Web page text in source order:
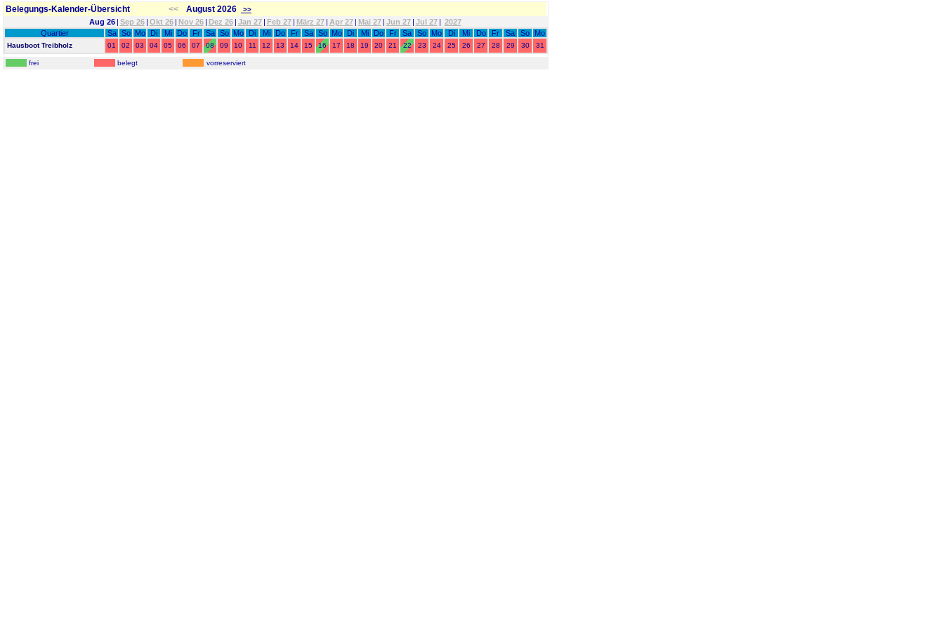
Belegungs-Kalender-Übersicht << August 2026 >>
Aug 26 | Sep 26 | Okt 26 | Nov 26 | Dez 26 | Jan 27 | Feb 27 | März 27 | Apr 27 | Mai 27 | Jun 27 | Jul 27 | 2027
Quartier
Sa So Mo Di Mi Do Fr Sa So Mo Di Mi Do Fr Sa So Mo Di Mi Do Fr Sa So Mo Di Mi Do Fr Sa So Mo
Hausboot Treibholz 01 02 03 04 05 06 07 08 09 10 11 12 13 14 15 16 17 18 19 20 21 22 23 24 25 26 27 28 29 30 31
frei belegt vorreserviert